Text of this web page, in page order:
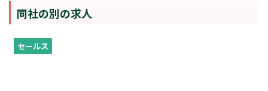
同社の別の求人
セールス